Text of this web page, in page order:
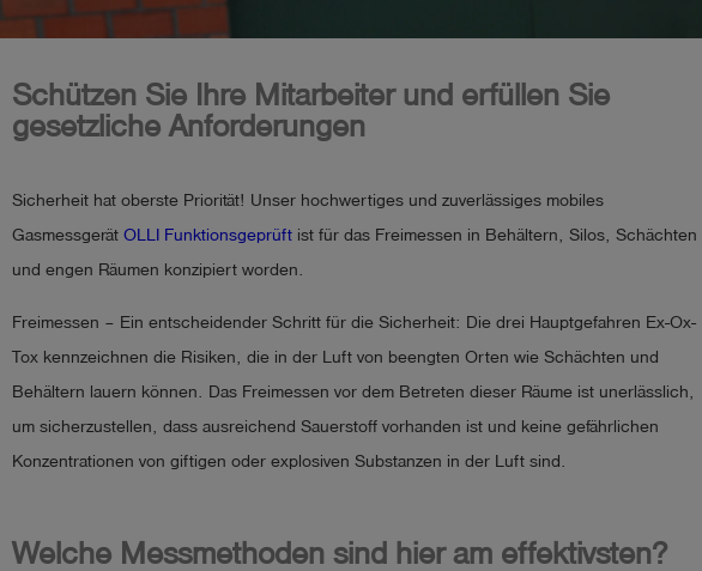
shield
Schützen Sie Ihre Mitarbeiter und erfüllen Sie
gesetzliche Anforderungen
Sicherheit hat oberste Priorität! Unser hochwertiges und zuverlässiges mobiles
Gasmessgerät OLLI Funktionsgeprüft ist für das Freimessen in Behältern, Silos, Schächten
und engen Räumen konzipiert worden.
Freimessen – Ein entscheidender Schritt für die Sicherheit: Die drei Hauptgefahren Ex-Ox-
Tox kennzeichnen die Risiken, die in der Luft von beengten Orten wie Schächten und
Behältern lauern können. Das Freimessen vor dem Betreten dieser Räume ist unerlässlich,
um sicherzustellen, dass ausreichend Sauerstoff vorhanden ist und keine gefährlichen
Konzentrationen von giftigen oder explosiven Substanzen in der Luft sind.
Welche Messmethoden sind hier am effektivsten?